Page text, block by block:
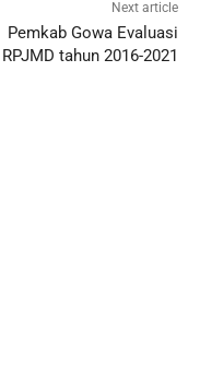
Next article
Pemkab Gowa Evaluasi
RPJMD tahun 2016-2021